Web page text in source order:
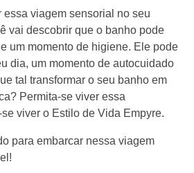
essa viagem sensorial no seu
vai descobrir que o banho pode
um momento de higiene. Ele pode
dia, um momento de autocuidado
tal transformar o seu banho em
Permita-se viver essa
viver o Estilo de Vida Empyre.
para embarcar nessa viagem